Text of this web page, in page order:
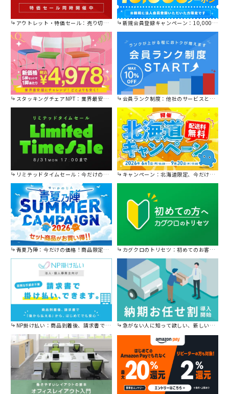
アウトレット・特価セール：売り切れ御免の特別価格！ 新規会員登録キャンペーン：10,000円OFFクーポン進呈中！
スタッキングチェアNPT：業界最安値に挑戦！ 会員ランク制度：他社のサービスと比較してください。
リミテッドタイムセール：今だけの限定セール。 キャンペーン：北海道限定、今だけ送料無料！
青夏乃陣：今だけの価格！商品限定セール開催中です。 カグクロのトリセツ：初めてのお客様はこちら。
NP掛け払い：商品到着後、請求書で後から払えます。 急がない人に知って欲しい、新しい割引を始めました。